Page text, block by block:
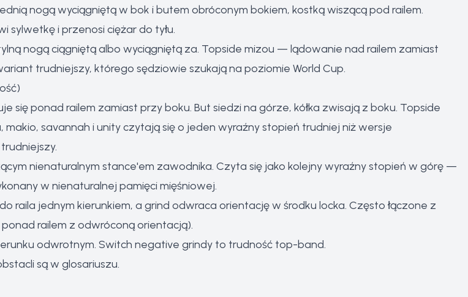
nogą wyciągniętą w bok i butem obróconym bokiem, kostką wiszącą pod railem.
sylwetkę i przenosi ciężar do tyłu.
nogą ciągniętą albo wyciągniętą za. Topside mizou — lądowanie nad railem zamiast
trudniejszy, którego sędziowie szukają na poziomie World Cup.
się ponad railem zamiast przy boku. But siedzi na górze, kółka zwisają z boku. Topside
makio, savannah i unity czytają się o jeden wyraźny stopień trudniej niż wersje
nienaturalnym stance'em zawodnika. Czyta się jako kolejny wyraźny stopień w górę —
w nienaturalnej pamięci mięśniowej.
raila jednym kierunkiem, a grind odwraca orientację w środku locka. Często łączone z
railem z odwróconą orientacją).
odwrotnym. Switch negative grindy to trudność top-band.
są w glosariuszu.